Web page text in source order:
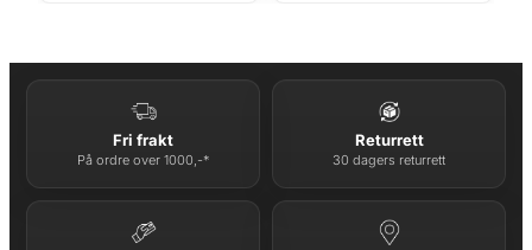
Fri frakt
På ordre over 1000,-*
Returrett
30 dagers returrett